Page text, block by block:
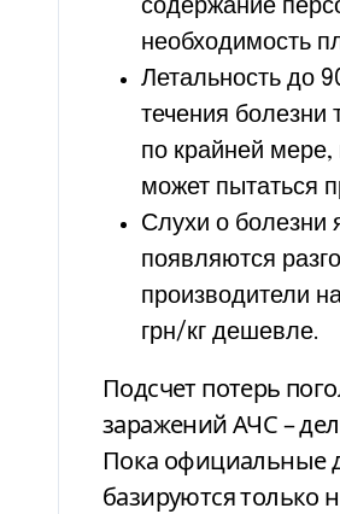
содержание
необходимость
Летальность до
течения болезни
по крайней
может пытаться
Слухи о болезни
появляются
производители
грн/кг дешевле.
Подсчет потерь
заражений АЧС –
Пока официальные
базируются только